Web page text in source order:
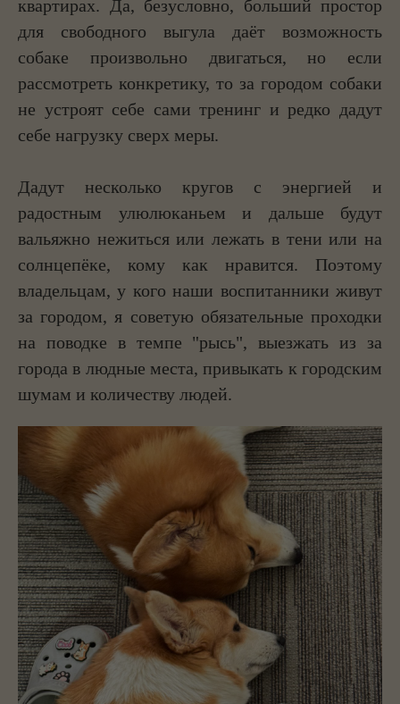
квартирах. Да, безусловно, больший простор
для свободного выгула даёт возможность
собаке произвольно двигаться, но если
рассмотреть конкретику, то за городом собаки
не устроят себе сами тренинг и редко дадут
себе нагрузку сверх меры.
Дадут несколько кругов с энергией и
радостным улюлюканьем и дальше будут
вальяжно нежиться или лежать в тени или на
солнцепёке, кому как нравится. Поэтому
владельцам, у кого наши воспитанники живут
за городом, я советую обязательные проходки
на поводке в темпе "рысь", выезжать из за
города в людные места, привыкать к городским
шумам и количеству людей.